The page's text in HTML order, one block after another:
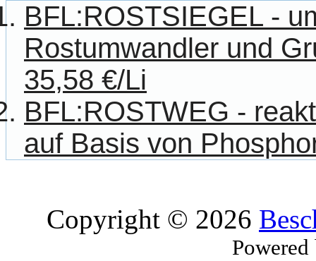
BFL:ROSTSIEGEL -
Rostumwandler und
35,58 €/Li
BFL:ROSTWEG -
auf Basis von
Copyright © 2026